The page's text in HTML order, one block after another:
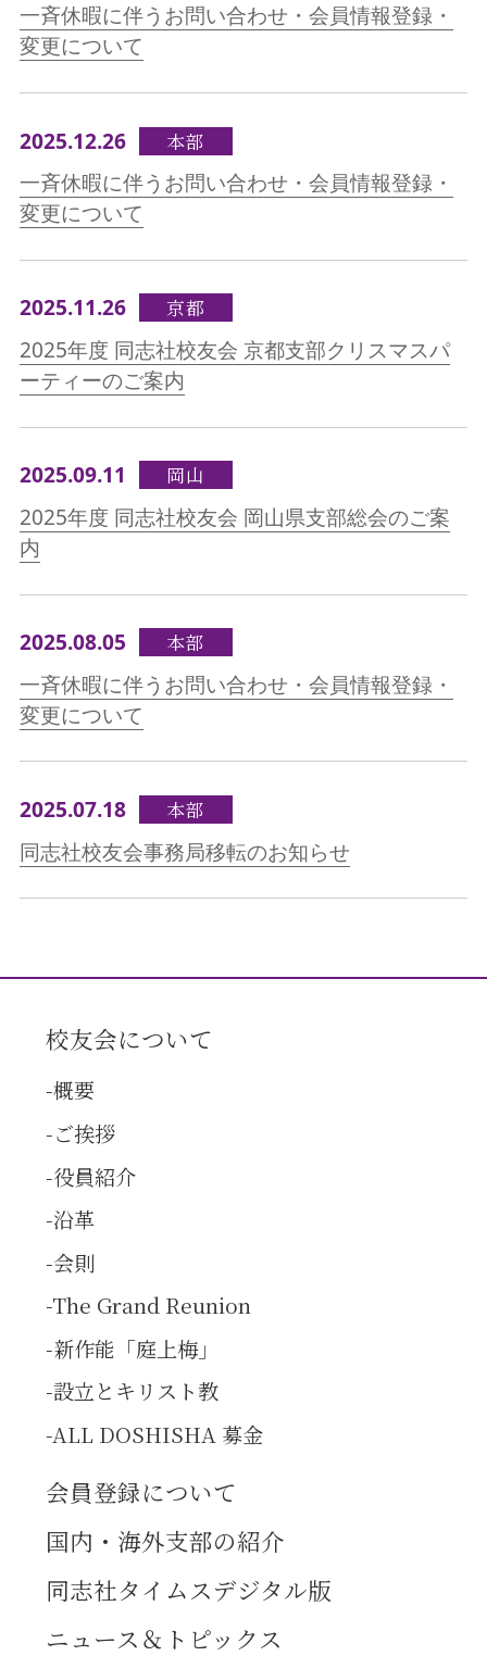
一斉休暇に伴うお問い合わせ・会員情報登録・
変更について
2025.12.26 本部
一斉休暇に伴うお問い合わせ・会員情報登録・
変更について
2025.11.26 京都
2025年度 同志社校友会 京都支部クリスマスパ
ーティーのご案内
2025.09.11 岡山
2025年度 同志社校友会 岡山県支部総会のご案
内
2025.08.05 本部
一斉休暇に伴うお問い合わせ・会員情報登録・
変更について
2025.07.18 本部
同志社校友会事務局移転のお知らせ
校友会について
概要
ご挨拶
役員紹介
沿革
会則
The Grand Reunion
新作能「庭上梅」
設立とキリスト教
ALL DOSHISHA 募金
会員登録について
国内・海外支部の紹介
同志社タイムスデジタル版
ニュース＆トピックス